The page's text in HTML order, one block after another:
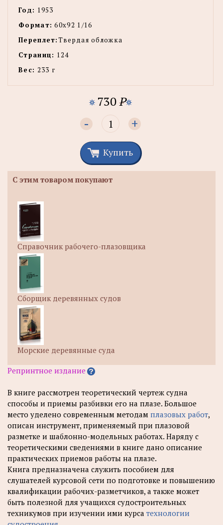
Год: 1953
Формат: 60х92 1/16
Переплет:Твердая обложка
Страниц: 124
Вес: 233 г
730P
- +
Купить
С этим товаром покупают
Справочник рабочего-плазовщика
Сборщик деревянных судов
Морские деревянные суда
Репринтное издание
В книге рассмотрен теоретический чертеж судна
способы и приемы разбивки его на плазе. Большое
место уделено современным методам плазовых работ,
описан инструмент, применяемый при плазовой
разметке и шаблонно-модельных работах. Наряду с
теоретическими сведениями в книге дано описание
практических приемов работы на плазе.
Книга предназначена служить пособием для
слушателей курсовой сети по подготовке и повышению
квалификации рабочих-разметчиков, а также может
быть полезной для учащихся судостроительных
техникумов при изучении ими курса технологии